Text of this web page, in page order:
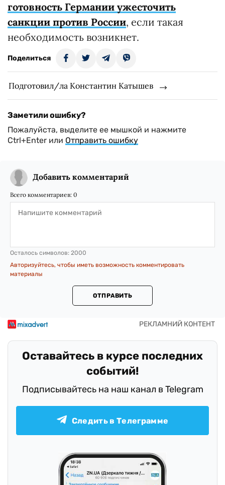
готовность Германии ужесточить
санкции против России, если такая
необходимость возникнет.
Поделиться
Подготовил/ла Константин Катышев
Заметили ошибку?
Пожалуйста, выделите ее мышкой и нажмите
Ctrl+Enter или Отправить ошибку
Добавить комментарий
Всего комментариев: 0
Осталось символов: 2000
Авторизуйтесь, чтобы иметь возможность комментировать
материалы
ОТПРАВИТЬ
Оставайтесь в курсе последних
событий!
Подписывайтесь на наш канал в Telegram
Следить в Телеграмме